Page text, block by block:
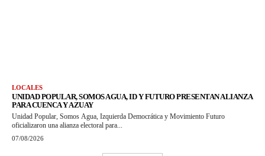
LOCALES
UNIDAD POPULAR, SOMOS AGUA, ID Y FUTURO PRESENTAN ALIANZA
PARA CUENCA Y AZUAY
Unidad Popular, Somos Agua, Izquierda Democrática y Movimiento Futuro
oficializaron una alianza electoral para...
07/08/2026